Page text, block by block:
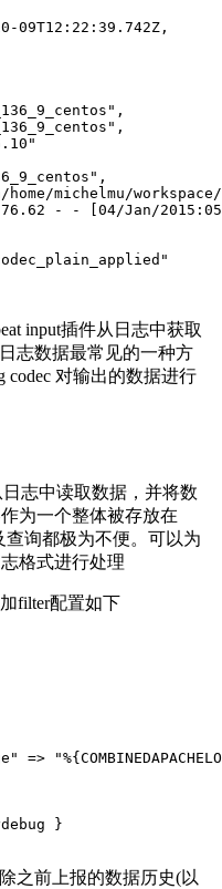
09T12:22:39.742Z,
home/michelmu/
- - [04/Jan/
input插件从日志中获取
志数据最常见的一种方
codec 对输出的数据进行
志中读取数据，并将数
为一个整体被存放在
查询都极为不便。可以为
格式进行处理
加filter配置如下
=>
}
之前上报的数据历史(以